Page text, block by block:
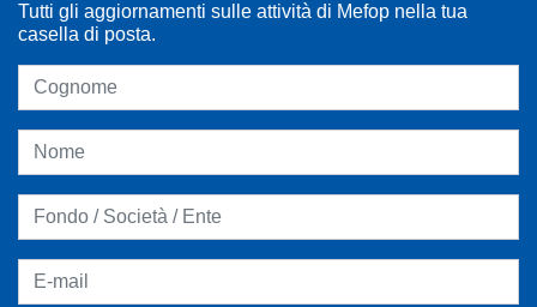
Tutti gli aggiornamenti sulle attività di Mefop nella tua
casella di posta.